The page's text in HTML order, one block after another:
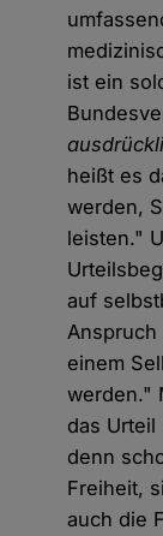
ist ein
heißt es
werden,
leisten."
auf
Anspruch
einem
werden."
das
denn
Freiheit,
auch die